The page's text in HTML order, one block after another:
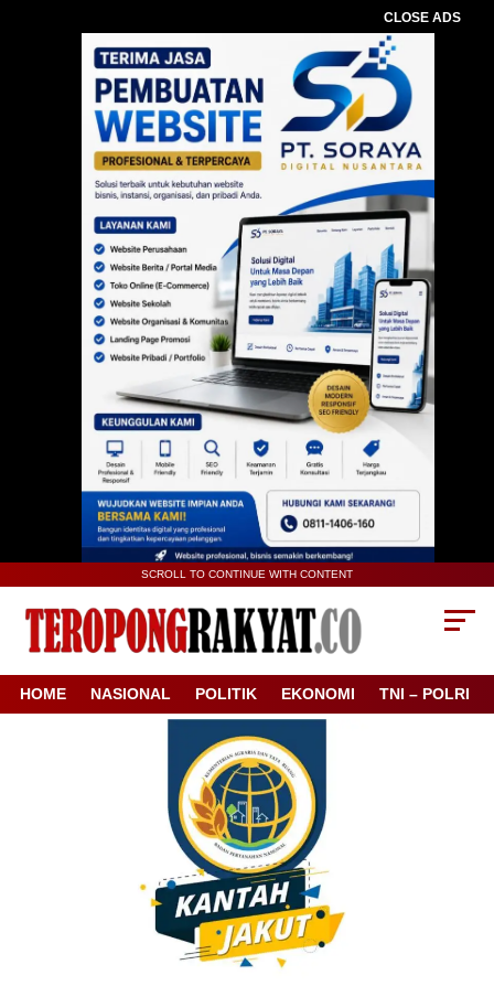
CLOSE ADS
SCROLL TO CONTINUE WITH CONTENT
HOME NASIONAL POLITIK EKONOMI TNI – POLRI